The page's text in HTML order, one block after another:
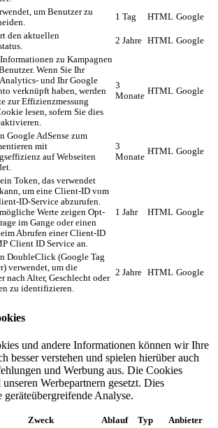
um Benutzer zu
1 Tag HTML Google
den aktuellen
2 Jahre HTML Google
zu Kampagnen
Wenn Sie Ihr
und Ihr Google
verknüpft haben, werden
zur Effizienzmessung
lesen, sofern Sie dies
3
Monate HTML Google
Google AdSense zum
mit
auf Webseiten
3
Monate
HTML Google
Token, das verwendet
um eine Client-ID vom
ID-Service abzurufen.
Werte zeigen Opt-
im Gange oder einen
Abrufen einer Client-ID
Client ID Service an.
1 Jahr HTML Google
DoubleClick (Google Tag
verwendet, um die
nach Alter, Geschlecht oder
zu identifizieren.
2 Jahre HTML Google
und andere Informationen können wir Ihre
besser verstehen und spielen hierüber auch
und Werbung aus. ​Die Cookies
Werbepartnern gesetzt. Dies
Analyse.
Zweck Ablauf Typ Anbieter